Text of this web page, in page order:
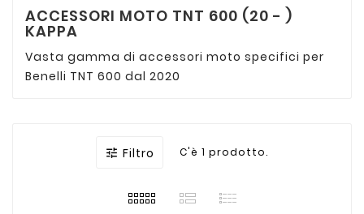
ACCESSORI MOTO TNT 600 (20 - )
KAPPA
Vasta gamma di accessori moto specifici per
Benelli TNT 600 dal 2020
 Filtro C'è 1 prodotto.